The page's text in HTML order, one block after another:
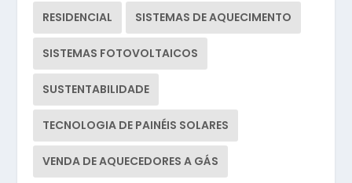
RESIDENCIAL SISTEMAS DE AQUECIMENTO
SISTEMAS FOTOVOLTAICOS
SUSTENTABILIDADE
TECNOLOGIA DE PAINÉIS SOLARES
VENDA DE AQUECEDORES A GÁS